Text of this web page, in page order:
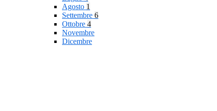
Agosto 1
Settembre 6
Ottobre 4
Novembre
Dicembre